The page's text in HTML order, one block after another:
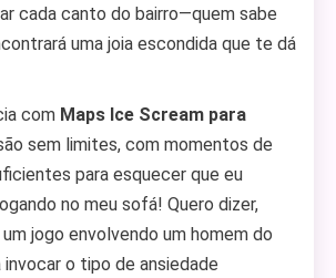
cada canto do bairro—quem sabe
uma joia escondida que te dá
com Maps Ice Scream para
sem limites, com momentos de
para esquecer que eu
no meu sofá! Quero dizer,
jogo envolvendo um homem do
o tipo de ansiedade